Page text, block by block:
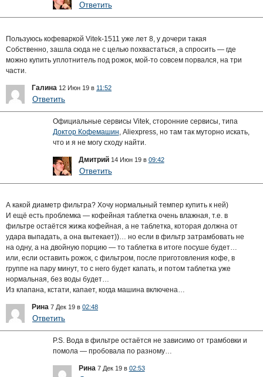
Ответить
Пользуюсь кофеваркой Vitek-1511 уже лет 8, у дочери такая
Собственно, зашла сюда не с целью похвастаться, а спросить — где
можно купить уплотнитель под рожок, мой-то совсем порвался, на три
части.
Галина 12 Июн 19 в 11:52
Ответить
Официальные сервисы Vitek, сторонние сервисы, типа
Доктор Кофемашин, Aliexpress, но там так муторно искать,
что и я не могу сходу найти.
Дмитрий 14 Июн 19 в 09:42
Ответить
А какой диаметр фильтра? Хочу нормальный темпер купить к ней)
И ещё есть проблемка — кофейная таблетка очень влажная, т.е. в
фильтре остаётся жижа кофейная, а не таблетка, которая должна от
удара выпадать, а она вытекает))… но если в фильтр затрамбовать не
на одну, а на двойную порцию — то таблетка в итоге посуше будет…
или, если оставить рожок, с фильтром, после приготовления кофе, в
группе на пару минут, то с него будет капать, и потом таблетка уже
нормальная, без воды будет…
Из клапана, кстати, капает, когда машина включена…
Рина 7 Дек 19 в 02:48
Ответить
P.S. Вода в фильтре остаётся не зависимо от трамбовки и
помола — пробовала по разному…
Рина 7 Дек 19 в 02:53